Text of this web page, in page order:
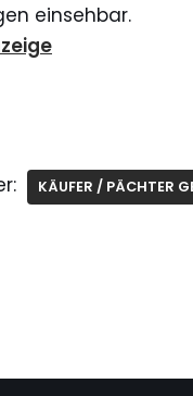
einsehbar.
KÄUFER / PÄCHTER